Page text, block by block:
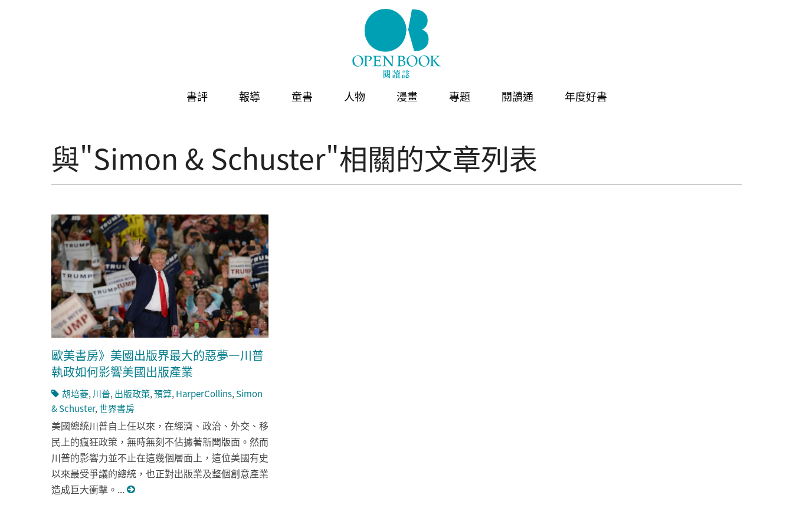
書評 報導 童書 人物 漫畫 專題 閱讀通 年度好書
與"Simon & Schuster"相關的文章列表
歐美書房》美國出版界最大的惡夢—川普
執政如何影響美國出版產業
胡培菱, 川普, 出版政策,預算, HarperCollins, Simon
& Schuster,世界書房
美國總統川普自上任以來，在經濟、政治、外交、移
民上的瘋狂政策，無時無刻不佔據著新聞版面。然而
川普的影響力並不止在這幾個層面上，這位美國有史
以來最受爭議的總統，也正對出版業及整個創意產業
造成巨大衝擊。...